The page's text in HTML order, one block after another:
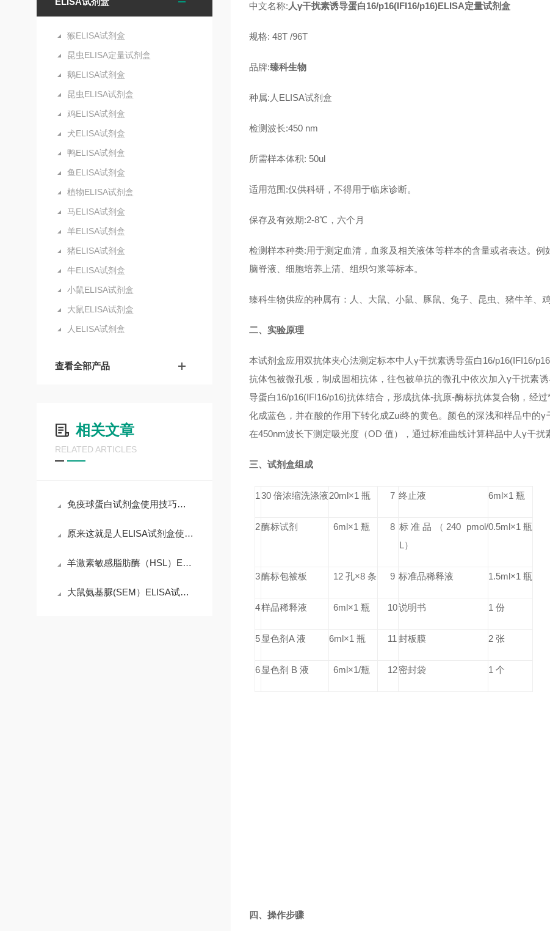
猴ELISA试剂盒
昆虫ELISA定量试剂盒
鹅ELISA试剂盒
昆虫ELISA试剂盒
鸡ELISA试剂盒
犬ELISA试剂盒
鸭ELISA试剂盒
鱼ELISA试剂盒
植物ELISA试剂盒
马ELISA试剂盒
羊ELISA试剂盒
猪ELISA试剂盒
牛ELISA试剂盒
小鼠ELISA试剂盒
大鼠ELISA试剂盒
人ELISA试剂盒
查看全部产品
相关文章
RELATED ARTICLES
免疫球蛋白试剂盒使用技巧和要求
原来这就是人ELISA试剂盒使用时需要遵守的规范
羊激素敏感脂肪酶（HSL）ELISA试剂盒操作说明
大鼠氨基脲(SEM）ELISA试剂盒产品说明
中文名称: 人γ干扰素诱导蛋白16/p16(IFI16/p16)ELISA定量试剂盒
规格: 48T /96T
品牌:臻科生物
种属:人ELISA试剂盒
检测波长:450 nm
所需样本体积: 50ul
适用范围:仅供科研，不得用于临床诊断。
保存及有效期:2-8℃，六个月
检测样本种类:用于测定血清，血浆及相关液体等样本的含量或者表达。例
脑脊液、细胞培养上清、组织匀浆等标本。
臻科生物供应的种属有：人、大鼠、小鼠、豚鼠、兔子、昆虫、猪牛羊、
二、实验原理
本试剂盒应用双抗体夹心法测定标本中人γ干扰素诱导蛋白16/p16(IFI16/
抗体包被微孔板，制成固相抗体，往包被单抗的微孔中依次加入γ干扰素
导蛋白16/p16(IFI16/p16)抗体结合，形成抗体-抗原-酶标抗体复合物，经
化成蓝色，并在酸的作用下转化成Zui终的黄色。颜色的深浅和样品中的
在450nm波长下测定吸光度（OD 值），通过标准曲线计算样品中人γ干扰
三、试剂盒组成
1 30 倍浓缩洗涤液20ml×1 瓶 7 终止液 6ml×1 瓶
2酶标试剂 6ml×1 瓶 8 标准品
（240 pmol/
L）
0.5ml×1 瓶
3酶标包被板 12 孔×8 条 9 标准品稀释液 1.5ml×1 瓶
4样品稀释液 6ml×1 瓶 10说明书 1 份
5 显色剂A 液 6ml×1 瓶 11 封板膜 2 张
6 显色剂 B 液 6ml×1/瓶 12密封袋 1 个
四、操作步骤